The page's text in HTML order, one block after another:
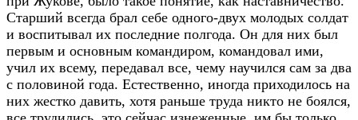
Старший всегда брал себе одного-двух молодых солдат
и воспитывал их последние полгода. Он для них был
первым и основным командиром, командовал ими,
учил их всему, передавал все, чему научился сам за два
с половиной года. Естественно, иногда приходилось на
них жестко давить, хотя раньше труда никто не боялся,